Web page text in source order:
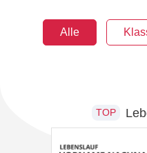
Alle
TOP